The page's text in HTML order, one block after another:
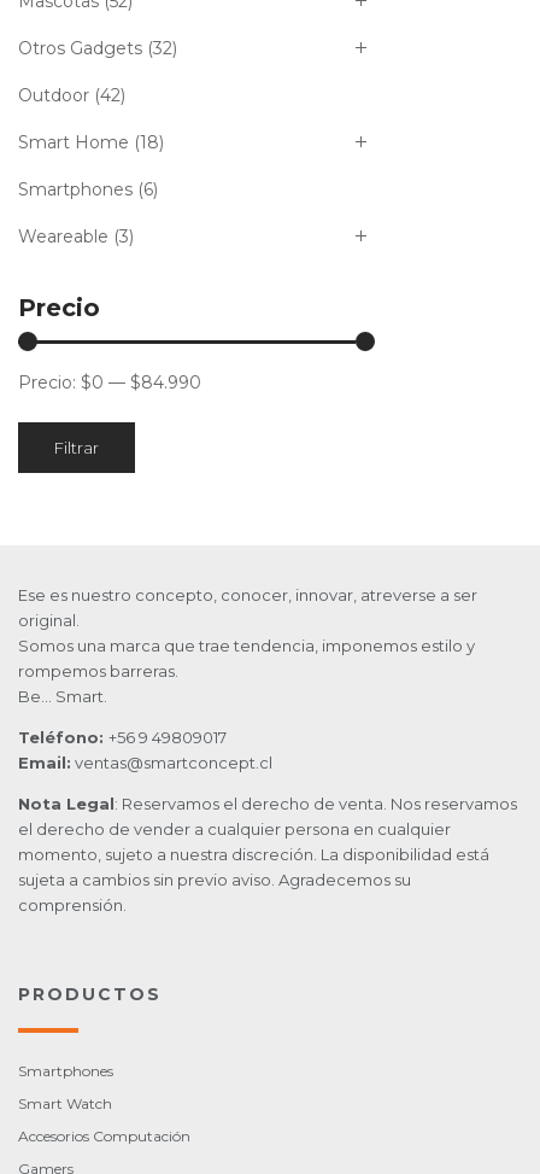
Otros Gadgets (32)
Outdoor (42)
Smart Home (18)
Smartphones (6)
Weareable (3)
Precio
Filtrar
Precio: $0 — $84.990
Ese es nuestro concepto, conocer, innovar, atreverse a ser
original.
Somos una marca que trae tendencia, imponemos estilo y
rompemos barreras.
Be… Smart.
Teléfono: +56 9 49809017
Email: ventas@smartconcept.cl
Nota Legal: Reservamos el derecho de venta. Nos reservamos
el derecho de vender a cualquier persona en cualquier
momento, sujeto a nuestra discreción. La disponibilidad está
sujeta a cambios sin previo aviso. Agradecemos su
comprensión.
PRODUCTOS
Smartphones
Smart Watch
Accesorios Computación
Gamers